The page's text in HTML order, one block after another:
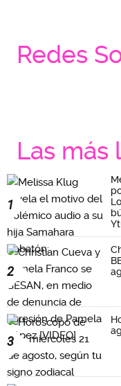
Redes
Las más
1
2
3